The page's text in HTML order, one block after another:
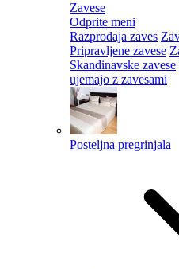
Zavese
Odprite meni
Razprodaja zaves
Pripravljene zavese
Skandinavske zavese
ujemajo z zavesami
Posteljna pregrinjala